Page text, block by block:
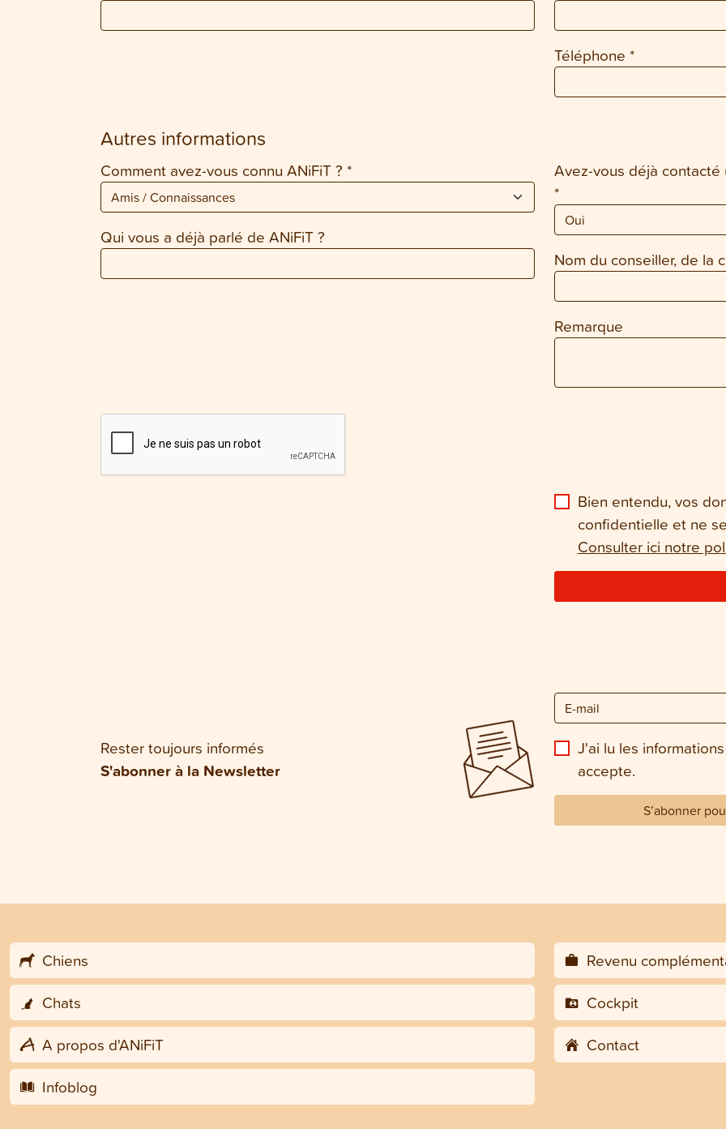
Téléphone *
Autres informations
Comment avez-vous connu ANiFiT ? *
Qui vous a déjà parlé de ANiFiT ?
Avez-vous déjà contacté
*
Nom du conseiller, de la
Remarque
Bien entendu, vos
confidentielle et ne
Consulter ici notre
Rester toujours informés
S'abonner à la Newsletter
J'ai lu les
accepte.
S’abonner
Chiens
Chats
A propos d'ANiFiT
Infoblog
Revenu
Cockpit
Contact